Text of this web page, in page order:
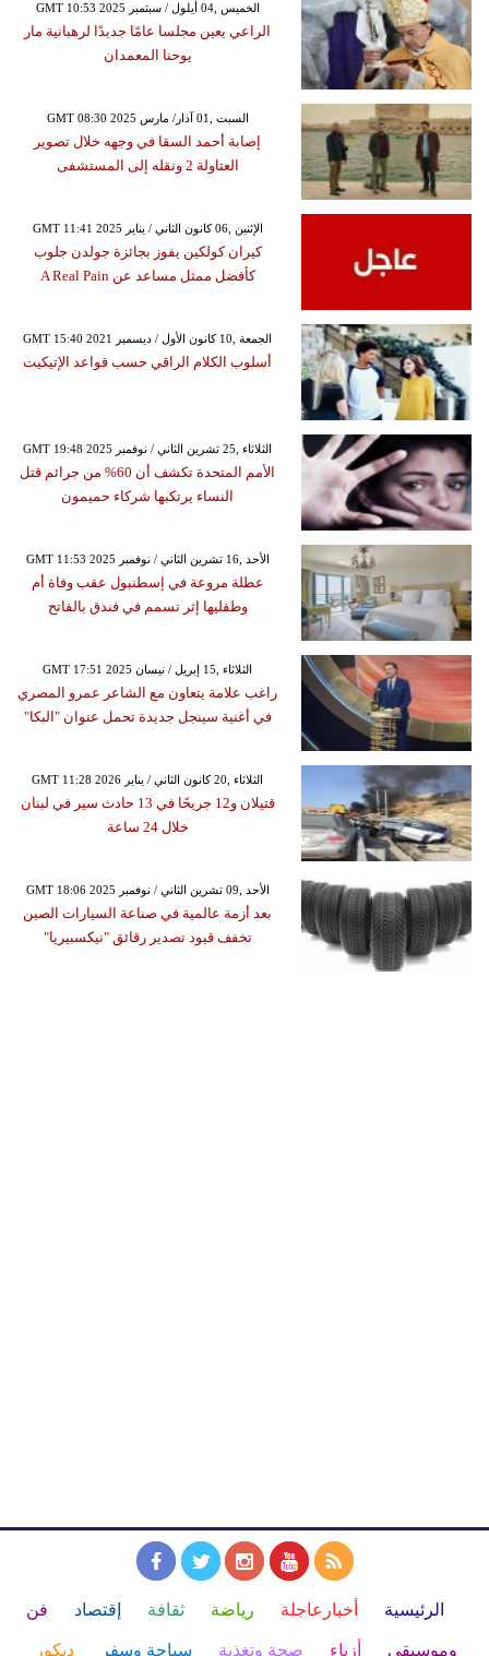
GMT 10:53 2025 الخميس ,04 أيلول / سبتمبر
الراعي يعين مجلسا عامًا جديدًا لرهبانية مار
يوحنا المعمدان
GMT 08:30 2025 السبت ,01 آذار/ مارس
إصابة أحمد السقا في وجهه خلال تصوير
العتاولة 2 ونقله إلى المستشفى
GMT 11:41 2025 الإثنين ,06 كانون الثاني / يناير
كيران كولكين يفوز بجائزة جولدن جلوب
كأفضل ممثل مساعد عن A Real Pain
GMT 15:40 2021 الجمعة ,10 كانون الأول / ديسمبر
أسلوب الكلام الراقي حسب قواعد الإتيكيت
GMT 19:48 2025 الثلاثاء ,25 تشرين الثاني / نوفمبر
الأمم المتحدة تكشف أن 60% من جرائم قتل
النساء يرتكبها شركاء حميمون
GMT 11:53 2025 الأحد ,16 تشرين الثاني / نوفمبر
عطلة مروعة في إسطنبول عقب وفاة أم
وطفليها إثر تسمم في فندق بالفاتح
GMT 17:51 2025 الثلاثاء ,15 إبريل / نيسان
راغب علامة يتعاون مع الشاعر عمرو المصري
في أغنية سينجل جديدة تحمل عنوان "البكا"
GMT 11:28 2026 الثلاثاء ,20 كانون الثاني / يناير
قتيلان و12 جريحًا في 13 حادث سير في لبنان
خلال 24 ساعة
GMT 18:06 2025 الأحد ,09 تشرين الثاني / نوفمبر
بعد أزمة عالمية في صناعة السيارات الصين
تخفف قيود تصدير رقائق "نيكسبيريا"
الرئيسية أخبارعاجلة رياضة ثقافة إقتصاد فن
وموسيقى أزياء صحة وتغذية سياحة وسفر ديكور